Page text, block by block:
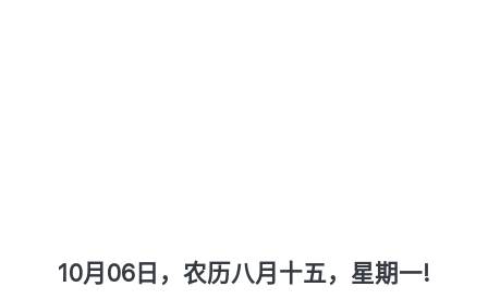
10月06日，农历八月十五，星期一!